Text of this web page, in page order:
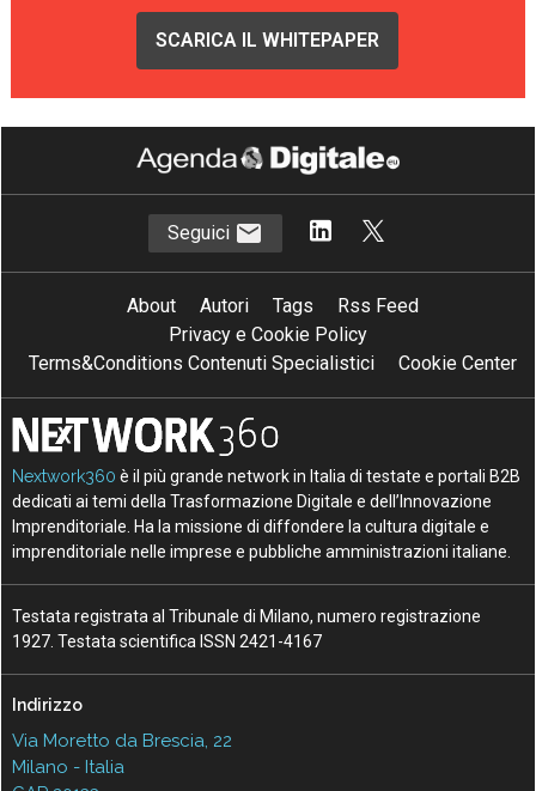
SCARICA IL WHITEPAPER
Seguici
About Autori Tags
Rss Feed
Privacy e Cookie Policy
Terms&Conditions Contenuti Specialistici
Cookie Center
Nextwork360 è il più grande network in Italia di testate e portali B2B
dedicati ai temi della Trasformazione Digitale e dell’Innovazione
Imprenditoriale. Ha la missione di diffondere la cultura digitale e
imprenditoriale nelle imprese e pubbliche amministrazioni italiane.
Testata registrata al Tribunale di Milano, numero registrazione
1927. Testata scientifica ISSN 2421-4167
Indirizzo
Via Moretto da Brescia, 22
Milano - Italia